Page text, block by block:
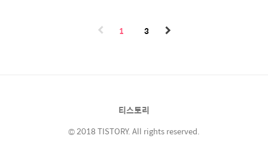
다는 점 알고 계셨나요? 이는 대포통장..
게 해제가 가능한데 아래 내용에서 대구은행 한
도제한계좌에 대하여 상세하게 알아보도록 하
행 한도제한계좌는 일반적으로 우리가 발급받
는 입출금통장(보통예금)에 한하여 적용되며..
1 3
티스토리
© 2018 TISTORY. All rights reserved.